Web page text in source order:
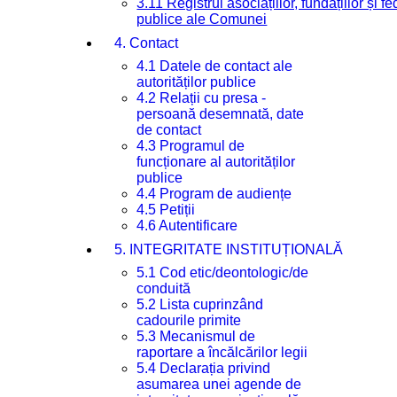
3.11 Registrul asociațiilor, fundațiilor și
publice ale Comunei
4. Contact
4.1 Datele de contact ale
autorităților publice
4.2 Relații cu presa -
persoană desemnată, date
de contact
4.3 Programul de
funcționare al autorităților
publice
4.4 Program de audiențe
4.5 Petiții
4.6 Autentificare
5. INTEGRITATE INSTITUȚIONALĂ
5.1 Cod etic/deontologic/de
conduită
5.2 Lista cuprinzând
cadourile primite
5.3 Mecanismul de
raportare a încălcărilor legii
5.4 Declarația privind
asumarea unei agende de